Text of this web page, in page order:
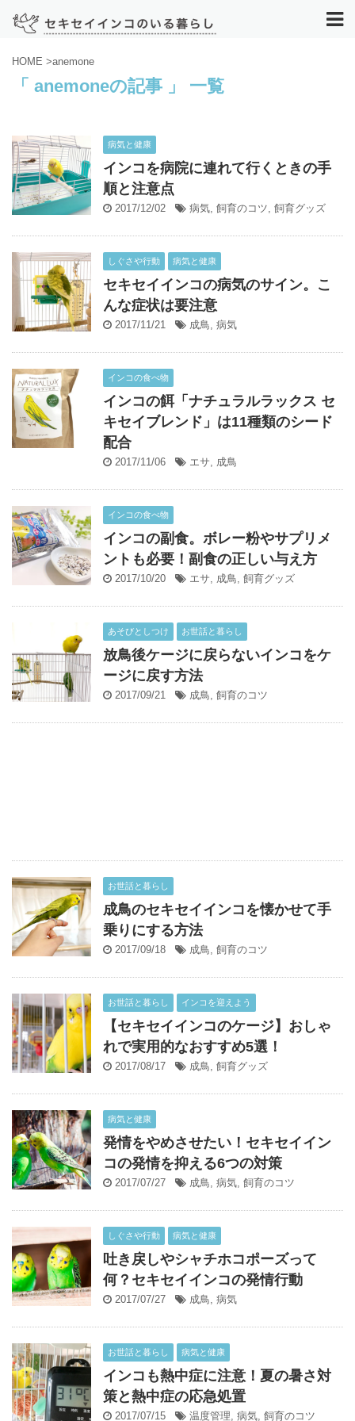
HOME >anemone
「 anemoneの記事 」 一覧
病気と健康
インコを病院に連れて行くときの手
順と注意点
2017/12/02 病気, 飼育のコツ, 飼育グッズ
しぐさや行動 病気と健康
セキセイインコの病気のサイン。こ
んな症状は要注意
2017/11/21 成鳥, 病気
インコの食べ物
インコの餌「ナチュラルラックス セ
キセイブレンド」は11種類のシード
配合
2017/11/06 エサ, 成鳥
インコの食べ物
インコの副食。ボレー粉やサプリメ
ントも必要！副食の正しい与え方
2017/10/20 エサ, 成鳥, 飼育グッズ
あそびとしつけ お世話と暮らし
放鳥後ケージに戻らないインコをケ
ージに戻す方法
2017/09/21 成鳥, 飼育のコツ
お世話と暮らし
成鳥のセキセイインコを懐かせて手
乗りにする方法
2017/09/18 成鳥, 飼育のコツ
お世話と暮らし インコを迎えよう
【セキセイインコのケージ】おしゃ
れで実用的なおすすめ5選！
2017/08/17 成鳥, 飼育グッズ
病気と健康
発情をやめさせたい！セキセイイン
コの発情を抑える6つの対策
2017/07/27 成鳥, 病気, 飼育のコツ
しぐさや行動 病気と健康
吐き戻しやシャチホコポーズって
何？セキセイインコの発情行動
2017/07/27 成鳥, 病気
お世話と暮らし 病気と健康
インコも熱中症に注意！夏の暑さ対
策と熱中症の応急処置
2017/07/15 温度管理, 病気, 飼育のコツ